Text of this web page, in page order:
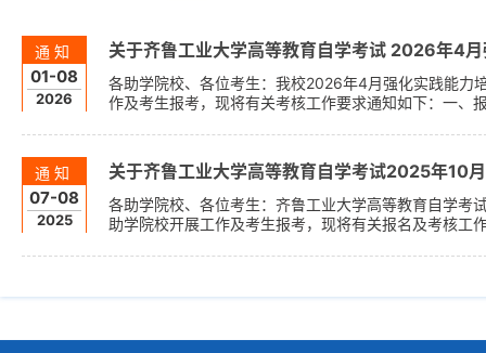
通知
01-08
2026
关于齐鲁工业大学高等教育自学考试 2026年4
各助学院校、各位考生：我校2026年4月强化实践能力
作及考生报考，现将有关考核工作要求通知如下：一、
的考生可自愿参加。2026年4月我校主考专业强化实践
通知
07-08
2025
关于齐鲁工业大学高等教育自学考试2025年10
各助学院校、各位考生：齐鲁工业大学高等教育自学
助学院校开展工作及考生报考，现将有关报名及考核工
密码已单独发助学院校考生登录账号：身份证号考生初...